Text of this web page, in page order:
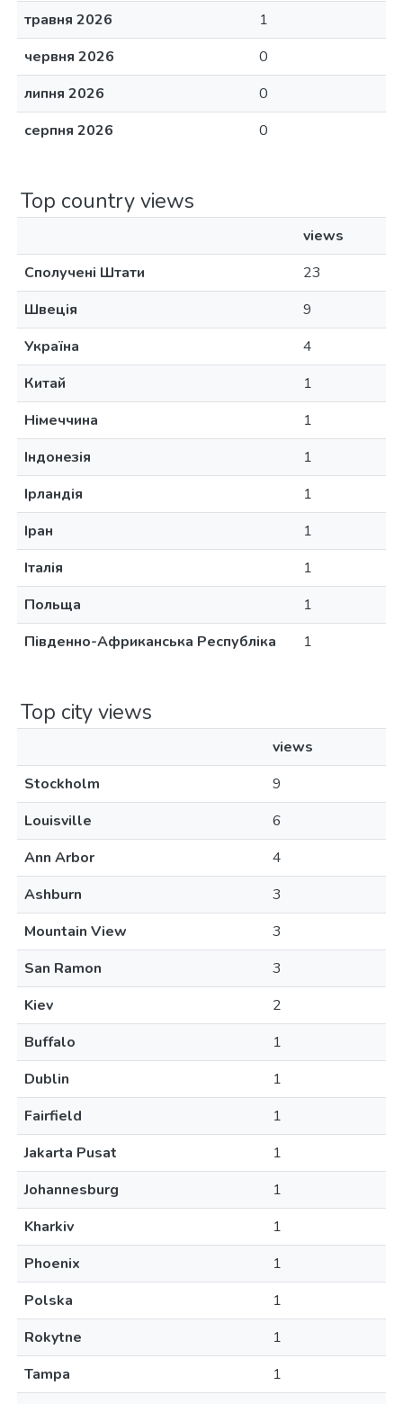
травня 2026
1
червня 2026
0
липня 2026
0
серпня 2026
0
Top country views
views
Сполучені Штати
23
Швеція
9
Україна
4
Китай
1
Німеччина
1
Індонезія
1
Ірландія
1
Іран
1
Італія
1
Польща
1
Південно-Африканська Республіка
1
Top city views
views
Stockholm
9
Louisville
6
Ann Arbor
4
Ashburn
3
Mountain View
3
San Ramon
3
Kiev
2
Buffalo
1
Dublin
1
Fairfield
1
Jakarta Pusat
1
Johannesburg
1
Kharkiv
1
Phoenix
1
Polska
1
Rokytne
1
Tampa
1